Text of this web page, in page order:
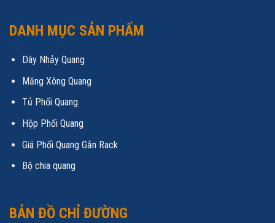
DANH MỤC SẢN PHẨM
Dây Nhảy Quang
Măng Xông Quang
Tủ Phối Quang
Hộp Phối Quang
Giá Phối Quang Gắn Rack
Bộ chia quang
BẢN ĐỒ CHỈ ĐƯỜNG